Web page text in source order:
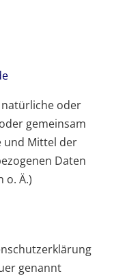
oder
gemeinsam
und Mittel der
Daten
o. Ä.)
genannt